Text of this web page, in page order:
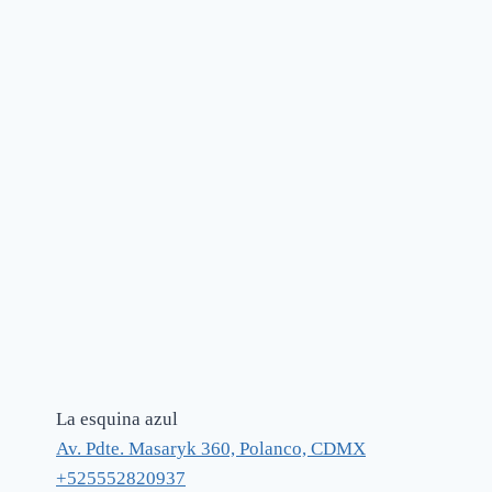
La esquina azul
Av. Pdte. Masaryk 360, Polanco, CDMX
+525552820937